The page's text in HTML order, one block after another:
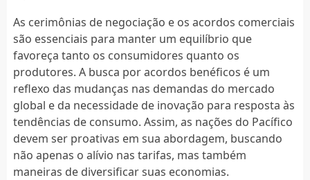
As cerimônias de negociação e os acordos comerciais
são essenciais para manter um equilíbrio que
favoreça tanto os consumidores quanto os
produtores. A busca por acordos benéficos é um
reflexo das mudanças nas demandas do mercado
global e da necessidade de inovação para resposta às
tendências de consumo. Assim, as nações do Pacífico
devem ser proativas em sua abordagem, buscando
não apenas o alívio nas tarifas, mas também
maneiras de diversificar suas economias.